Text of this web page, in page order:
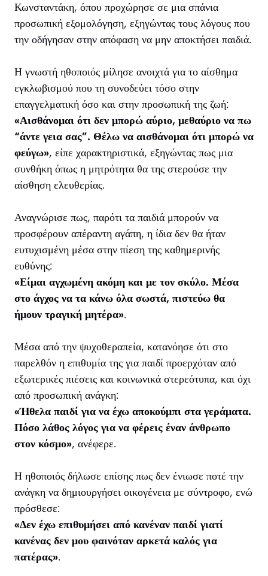
Κωνσταντάκη, όπου προχώρησε σε μια σπάνια
προσωπική εξομολόγηση, εξηγώντας τους λόγους που
την οδήγησαν στην απόφαση να μην αποκτήσει παιδιά.
Η γνωστή ηθοποιός μίλησε ανοιχτά για το αίσθημα
εγκλωβισμού που τη συνοδεύει τόσο στην
επαγγελματική όσο και στην προσωπική της ζωή:
«Αισθάνομαι ότι δεν μπορώ αύριο, μεθαύριο να πω
“άντε γεια σας”. Θέλω να αισθάνομαι ότι μπορώ να
φεύγω», είπε χαρακτηριστικά, εξηγώντας πως μια
συνθήκη όπως η μητρότητα θα της στερούσε την
αίσθηση ελευθερίας.
Αναγνώρισε πως, παρότι τα παιδιά μπορούν να
προσφέρουν απέραντη αγάπη, η ίδια δεν θα ήταν
ευτυχισμένη μέσα στην πίεση της καθημερινής
ευθύνης:
«Είμαι αγχωμένη ακόμη και με τον σκύλο. Μέσα
στο άγχος να τα κάνω όλα σωστά, πιστεύω θα
ήμουν τραγική μητέρα».
Μέσα από την ψυχοθεραπεία, κατανόησε ότι στο
παρελθόν η επιθυμία της για παιδί προερχόταν από
εξωτερικές πιέσεις και κοινωνικά στερεότυπα, και όχι
από προσωπική ανάγκη:
«Ήθελα παιδί για να έχω αποκούμπι στα γεράματα.
Πόσο λάθος λόγος για να φέρεις έναν άνθρωπο
στον κόσμο», ανέφερε.
Η ηθοποιός δήλωσε επίσης πως δεν ένιωσε ποτέ την
ανάγκη να δημιουργήσει οικογένεια με σύντροφο, ενώ
πρόσθεσε:
«Δεν έχω επιθυμήσει από κανέναν παιδί γιατί
κανένας δεν μου φαινόταν αρκετά καλός για
πατέρας».